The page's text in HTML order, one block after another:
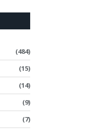
(484)
(15)
(14)
(9)
(7)